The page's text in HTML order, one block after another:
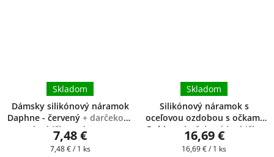
Dámsky silikónový náramok
Daphne - červený + darčeková
krabička zadarmo
Skladom
7,48 €
Jednotková
7,48 € / 1 ks
Silikónový náramok s
oceľovou ozdobou s očkami
Robin
+ darčeková krabička
zadarmo
Skladom
16,69 €
Jednotková
16,69 € / 1 ks